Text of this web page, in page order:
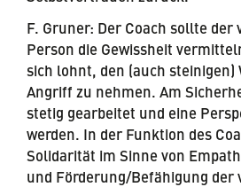
F. Gruner: Der Coach sollte der
Person die Gewissheit
sich lohnt, den (auch steinigen)
Angriff zu nehmen. Am
stetig gearbeitet und eine
werden. In der Funktion des
Solidarität im Sinne von
und Förderung/Befähigung der